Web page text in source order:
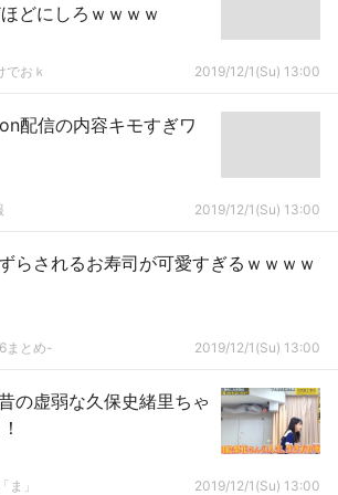
どにしろｗｗｗｗ
でおｋ 2019/12/1(Su) 13:00
配信の内容キモすぎワ
2019/12/1(Su) 13:00
らされるお寿司が可愛すぎるｗｗｗｗ
まとめ- 2019/12/1(Su) 13:00
の虚弱な久保史緒里ちゃ
ま」 2019/12/1(Su) 13:00